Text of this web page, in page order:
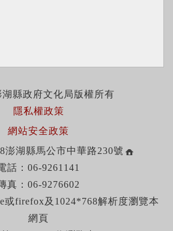
縣政府文化局版權所有
隱私權政策
網站安全政策
澎湖縣馬公市中華路230號
話：06-9261141
真：06-9276602
或firefox及1024*768解析度瀏覽本
網頁